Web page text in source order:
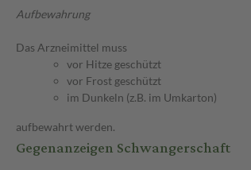
Aufbewahrung
Das Arzneimittel muss
vor Hitze geschützt
vor Frost geschützt
im Dunkeln (z.B. im Umkarton)
aufbewahrt werden.
Gegenanzeigen Schwangerschaft